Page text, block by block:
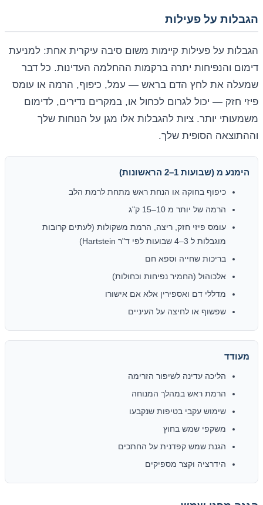
הגבלות על פעילות
הגבלות על פעילות קיימות משום סיבה עיקרית אחת: למניעת
דימום והנפיחות יתרה ברקמות ההחלמה העדינות. כל דבר
שמעלה את לחץ הדם בראש — עמל, כיפוף, הרמה או עומס
פיזי חזק — יכול לגרום לכחול או, במקרים נדירים, לדימום
משמעותי יותר. ציות להגבלות אלו מגן על הנוחות שלך
וההתוצאה הסופית שלך.
הימנע מ (שבועות 1–2 הראשונות)
כיפוף בחוקה או הנחת ראש מתחת לרמת הלב
הרמה של יותר מ 10–15 ק"ג
עומס פיזי חזק, ריצה, הרמת משקולות (לעתים קרובות
מוגבלות ל 3–4 שבועות לפי ד"ר Hartstein)
בריכות שחייה וספא חם
אלכוהול (החמיר נפיחות וכחולות)
מדללי דם ואספירין אלא אם אישורו
שפשוף או לחיצה על העיניים
מעודד
הליכה עדינה לשיפור הזרימה
הרמת ראש במהלך המנוחה
שימוש עקבי בטיפות שנקבעו
משקפי שמש בחוץ
הגנת שמש קפדנית על החתכים
הידרציה וקצר מספיקים